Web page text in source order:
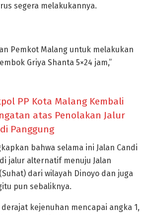
segera melakukannya.
Pemkot Malang untuk melakukan
Griya Shanta 5×24 jam,”
PP Kota Malang Kembali
atas Penolakan Jalur
Panggung
bahwa selama ini Jalan Candi
jalur alternatif menuju Jalan
dari wilayah Dinoyo dan juga
pun sebaliknya.
derajat kejenuhan mencapai angka 1,